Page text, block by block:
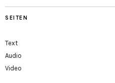
SEITEN
Text
Audio
Video